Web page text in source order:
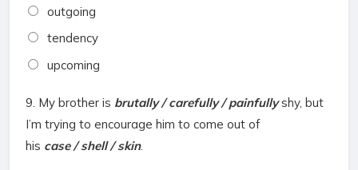
outgoing
tendency
upcoming
9. My brother is brutally / carefully / painfullyshy, but
I’m trying to encourage him to come out of
his case / shell / skin.